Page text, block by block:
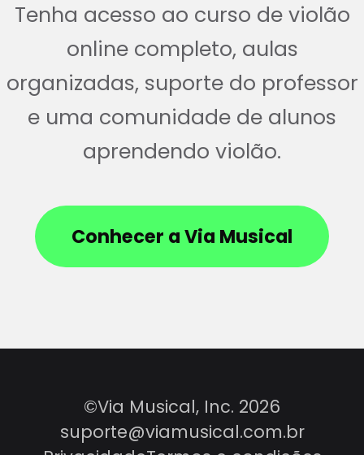
Tenha acesso ao curso de violão
online completo, aulas
organizadas, suporte do professor
e uma comunidade de alunos
aprendendo violão.
Conhecer a Via Musical
©Via Musical, Inc. 2026
suporte@viamusical.com.br